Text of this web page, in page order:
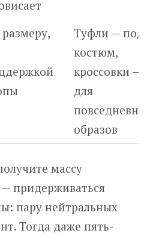
Туфли — под
костюм,
кроссовки —
для
образов
массу
придерживаться
пару нейтральных
Тогда даже пять-